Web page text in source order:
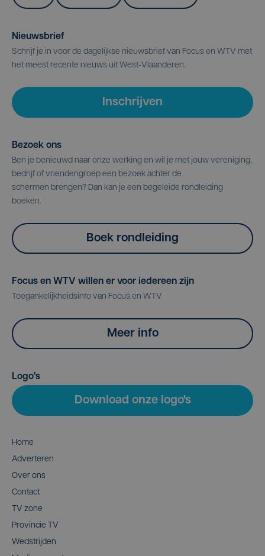
Nieuwsbrief
Schrijf je in voor de dagelijkse nieuwsbrief van Focus en WTV met
het meest recente nieuws uit West-Vlaanderen.
Inschrijven
Bezoek ons
Ben je benieuwd naar onze werking en wil je met jouw vereniging,
bedrijf of vriendengroep een bezoek achter de
schermen brengen? Dan kan je een begeleide rondleiding
boeken.
Boek rondleiding
Focus en WTV willen er voor iedereen zijn
Toegankelijkheidsinfo van Focus en WTV
Meer info
Logo's
Download onze logo's
Home
Adverteren
Over ons
Contact
TV zone
Provincie TV
Wedstrijden